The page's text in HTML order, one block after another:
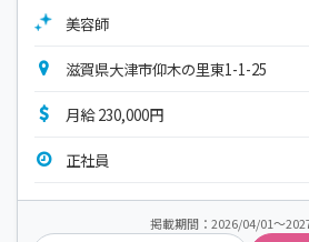
美容師
滋賀県大津市仰木の里東1-1-25
月給 230,000円
正社員
掲載期間：2026/04/01～